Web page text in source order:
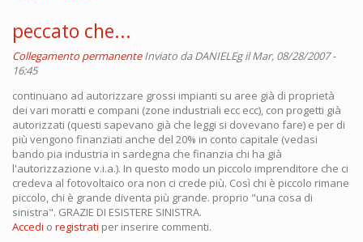
peccato che...
Collegamento permanente Inviato daDANIELEgil Mar, 08/28/2007 -
16:45
continuano ad autorizzare grossi impianti su aree già di proprietà
dei vari moratti e compani (zone industriali ecc ecc), con progetti già
autorizzati (questi sapevano già che leggi si dovevano fare) e per di
più vengono finanziati anche del 20% in conto capitale (vedasi
bando pia industria in sardegna che finanzia chi ha già
l'autorizzazione v.i.a.). In questo modo un piccolo imprenditore che ci
credeva al fotovoltaico ora non ci crede più. Così chi è piccolo rimane
piccolo, chi è grande diventa più grande. proprio "una cosa di
sinistra". GRAZIE DI ESISTERE SINISTRA.
Accedi o registrati per inserire commenti.